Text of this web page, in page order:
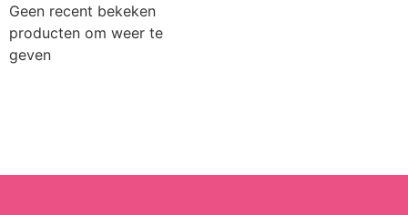
Geen recent bekeken
producten om weer te
geven